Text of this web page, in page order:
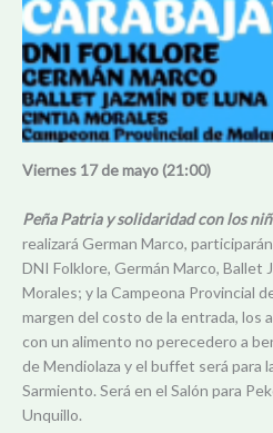
Viernes 17 de mayo(21:00)
Peña Patria y solidaridad con los
realizará German Marco,
DNI Folklore, Germán Marco, Ballet
Morales; y la Campeona Provincial
margen del costo de la entrada, los
con un alimento no perecedero a
de Mendiolaza y el buffet será para
Sarmiento. Será en el Salón para
Unquillo.